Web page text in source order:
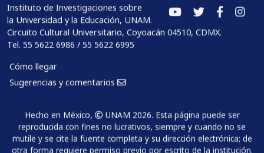
Instituto de Investigaciones sobre
la Universidad y la Educación, UNAM.
Circuito Cultural Universitario, Coyoacán 04510, CDMX.
Tel. 55 5622 6986 / 55 5622 6995
Cómo llegar
Sugerencias y comentarios
Hecho en México,
UNAM 2026. Esta página puede ser
reproducida con fines no lucrativos, siempre y cuando no se
mutile y se cite la fuente completa y su dirección electrónica; de
otra forma requiere permiso previo por escrito de la institución.